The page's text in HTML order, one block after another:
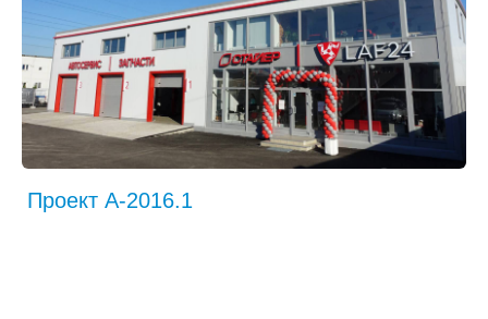
Проект A-2016.1